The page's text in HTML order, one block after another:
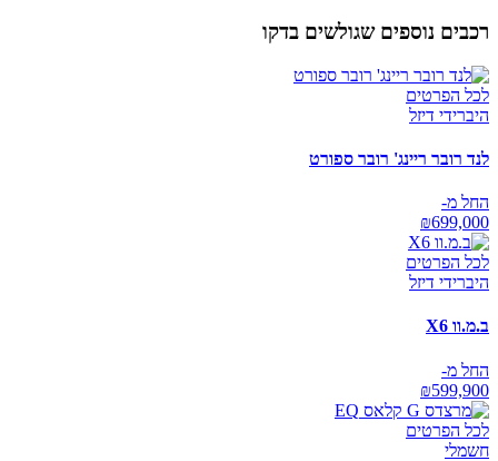
רכבים נוספים שגולשים בדקו
לכל הפרטים
היברידי דיזל
לנד רובר ריינג' רובר ספורט
החל מ-
₪699,000
לכל הפרטים
היברידי דיזל
ב.מ.וו X6
החל מ-
₪599,900
לכל הפרטים
חשמלי